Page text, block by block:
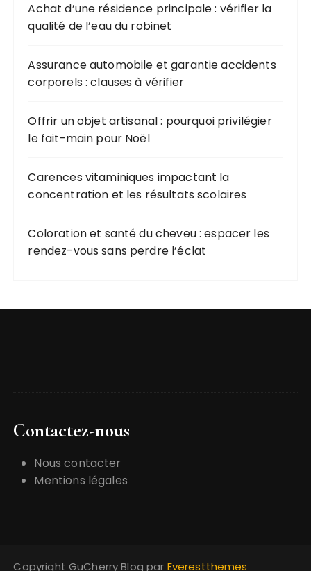
Achat d’une résidence principale : vérifier la
qualité de l’eau du robinet
Assurance automobile et garantie accidents
corporels : clauses à vérifier
Offrir un objet artisanal : pourquoi privilégier
le fait-main pour Noël
Carences vitaminiques impactant la
concentration et les résultats scolaires
Coloration et santé du cheveu : espacer les
rendez-vous sans perdre l’éclat
Contactez-nous
Nous contacter
Mentions légales
Copyright GuCherry Blog par Everestthemes